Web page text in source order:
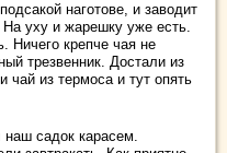
наготове, и заводит
На уху и жарешку уже есть.
Ничего крепче чая не
трезвенник. Достали из
чай из термоса и тут опять
наш садок карасем.